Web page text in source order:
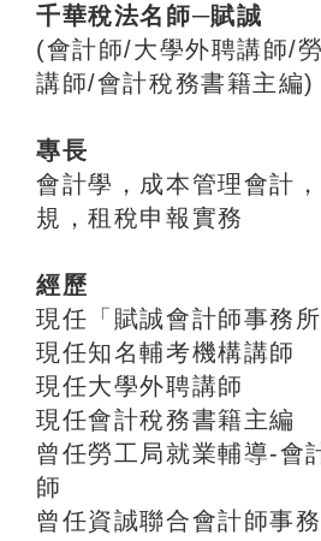
千華稅法名師─賦誠
(會計師/大學外聘講師/
講師/會計稅務書籍主編)
專長
會計學，成本管理會計
規，租稅申報實務
經歷
現任「賦誠會計師事務
現任知名輔考機構講師
現任大學外聘講師
現任會計稅務書籍主編
曾任勞工局就業輔導-會
師
曾任資誠聯合會計師事